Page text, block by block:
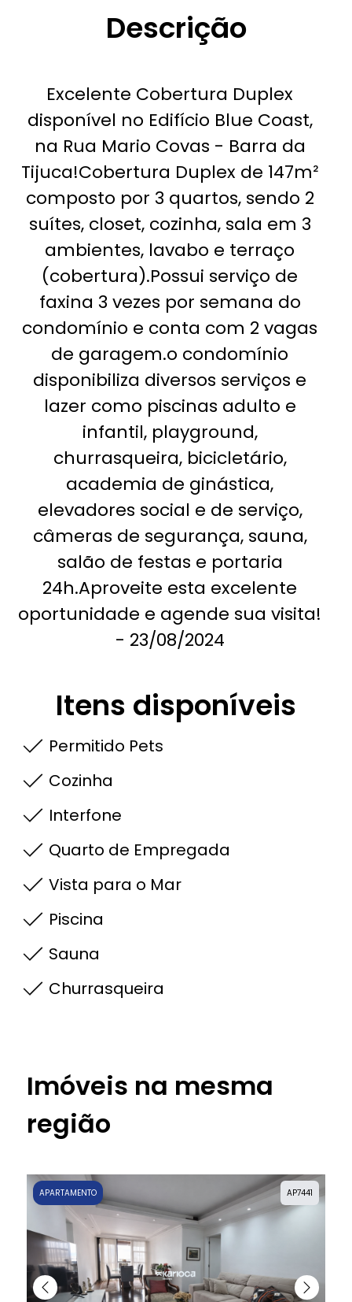
Descrição
Excelente Cobertura Duplex
disponível no Edifício Blue Coast,
na Rua Mario Covas - Barra da
Tijuca!Cobertura Duplex de 147m²
composto por 3 quartos, sendo 2
suítes, closet, cozinha, sala em 3
ambientes, lavabo e terraço
(cobertura).Possui serviço de
faxina 3 vezes por semana do
condomínio e conta com 2 vagas
de garagem.o condomínio
disponibiliza diversos serviços e
lazer como piscinas adulto e
infantil, playground,
churrasqueira, bicicletário,
academia de ginástica,
elevadores social e de serviço,
câmeras de segurança, sauna,
salão de festas e portaria
24h.Aproveite esta excelente
oportunidade e agende sua visita!
- 23/08/2024
Itens disponíveis
Permitido Pets
Cozinha
Interfone
Quarto de Empregada
Vista para o Mar
Piscina
Sauna
Churrasqueira
Imóveis na mesma
região
AP7441
APARTAMENTO